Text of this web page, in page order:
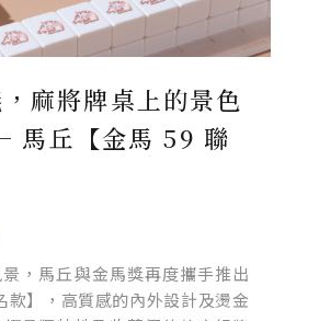
麻將牌桌上的景色
丘【金馬 59 聯
，馬丘與金馬獎再度攜手推出
款】，高質感的內外設計及燙金